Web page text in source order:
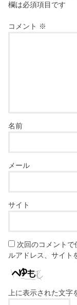
欄は必須項目です
コメント ※
名前
メール
サイト
次回のコメント
ルアドレス、サイト
上に表示された文字